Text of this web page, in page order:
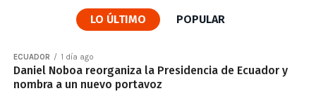
LO ÚLTIMO POPULAR
ECUADOR 1 día ago
Daniel Noboa reorganiza la Presidencia de Ecuador y
nombra a un nuevo portavoz